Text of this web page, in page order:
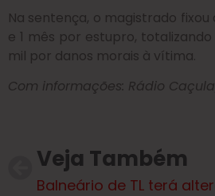
Na sentença, o magistrado
e 1 mês por estupro,
mil por danos morais à vítima.
Com informações: Rádio
Veja Também